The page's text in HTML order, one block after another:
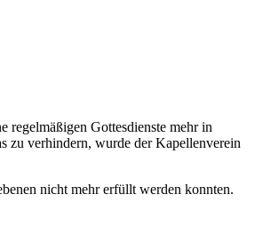
regelmäßigen Gottesdienste mehr in
zu verhindern, wurde der Kapellenverein
nicht mehr erfüllt werden konnten.